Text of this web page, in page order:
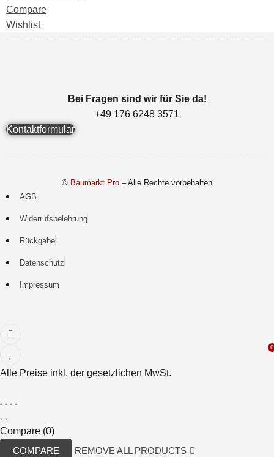
Compare
Wishlist
Bei Fragen sind wir für Sie da!
1753 8426 671 94+
Kontaktformular
© Baumarkt Pro – Alle Rechte vorbehalten
AGB
Widerrufsbelehrung
Rückgabe
Datenschutz
Impressum
0
Alle Preise inkl. der gesetzlichen MwSt.
Compare (0)
COMPARE
REMOVE ALL PRODUCTS